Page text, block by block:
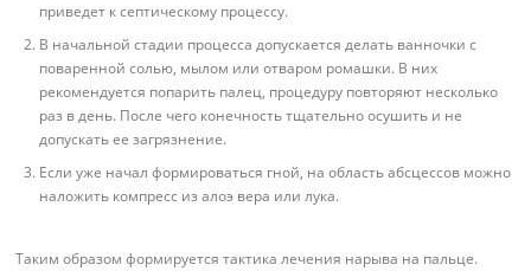
приведет к септическому процессу.
В начальной стадии процесса допускается делать ванночки с
поваренной солью, мылом или отваром ромашки. В них
рекомендуется попарить палец, процедуру повторяют несколько
раз в день. После чего конечность тщательно осушить и не
допускать ее загрязнение.
Если уже начал формироваться гной, на область абсцессов можно
наложить компресс из алоэ вера или лука.
Таким образом формируется тактика лечения нарыва на пальце.